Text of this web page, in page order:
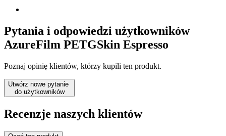
Pytania i odpowiedzi użytkowników
AzureFilm PETGSkin Espresso
Poznaj opinię klientów, którzy kupili ten produkt.
Utwórz nowe pytanie
do użytkowników
Recenzje naszych klientów